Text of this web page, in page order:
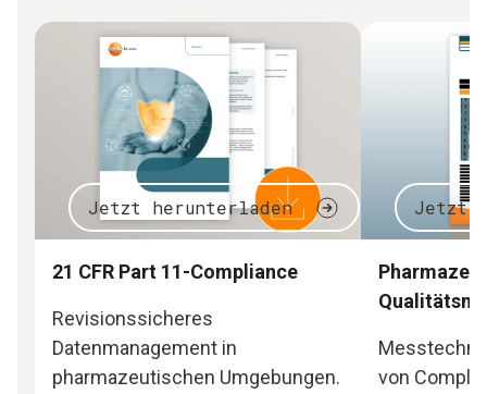
Jetzt herunterladen
21 CFR Part 11-Compliance
Revisionssicheres
Datenmanagement in
pharmazeutischen Umgebungen.
Jetzt
von